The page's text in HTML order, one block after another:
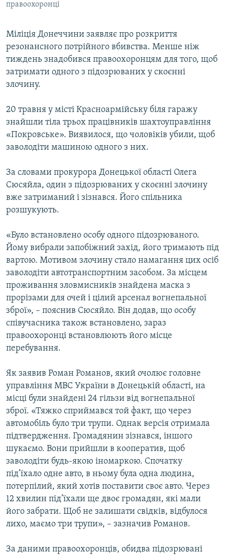
КРИМ РЕАЛІЇ
УКР
КТАТ
ДОЛУЧАЙСЯ!
Усі сайти RFE/RL
правоохоронці
Міліція Донеччини заявляє про розкриття
резонансного потрійного вбивства. Менше ніж
тиждень знадобився правоохоронцям для того, щоб
затримати одного з підозрюваних у скоєнні
злочину.
20 травня у місті Красноармійську біля гаражу
знайшли тіла трьох працівників шахтоуправління
«Покровське». Виявилося, що чоловіків убили, щоб
заволодіти машиною одного з них.
За словами прокурора Донецької області Олега
Сюсяйла, один з підозрюваних у скоєнні злочину
вже затриманий і зізнався. Його спільника
розшукують.
«Було встановлено особу одного підозрюваного.
Йому вибрали запобіжний захід, його тримають під
вартою. Мотивом злочину стало намагання цих осіб
заволодіти автотранспортним засобом. За місцем
проживання зловмисників знайдена маска з
прорізами для очей і цілий арсенал вогнепальної
зброї», – пояснив Сюсяйло. Він додав, що особу
співучасника також встановлено, зараз
правоохоронці встановлюють його місце
перебування.
Як заявив Роман Романов, який очолює головне
управління МВС України в Донецькій області, на
місці були знайдені 24 гільзи від вогнепальної
зброї. «Тяжко сприймався той факт, що через
автомобіль було три трупи. Однак версія отримала
підтвердження. Громадянин зізнався, іншого
шукаємо. Вони прийшли в кооператив, щоб
заволодіти будь-якою іномаркою. Спочатку
під’їхало одне авто, в ньому була одна людина,
потерпілий, який хотів поставити своє авто. Через
12 хвилин під’їхали ще двоє громадян, які мали
його забрати. Щоб не залишати свідків, відбулося
лихо, маємо три трупи», – зазначив Романов.
За даними правоохоронців, обидва підозрювані